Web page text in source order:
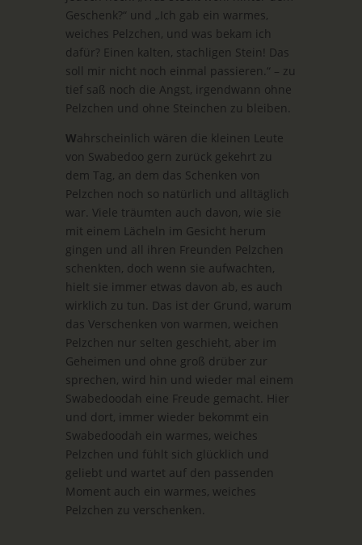
Geschenk?“ und „Ich gab ein warmes,
weiches Pelzchen, und was bekam ich
dafür? Einen kalten, stachligen Stein! Das
soll mir nicht noch einmal passieren.“ – zu
tief saß noch die Angst, irgendwann ohne
Pelzchen und ohne Steinchen zu bleiben.
Wahrscheinlich wären die kleinen Leute
von Swabedoo gern zurück gekehrt zu
dem Tag, an dem das Schenken von
Pelzchen noch so natürlich und alltäglich
war. Viele träumten auch davon, wie sie
mit einem Lächeln im Gesicht herum
gingen und all ihren Freunden Pelzchen
schenkten, doch wenn sie aufwachten,
hielt sie immer etwas davon ab, es auch
wirklich zu tun. Das ist der Grund, warum
das Verschenken von warmen, weichen
Pelzchen nur selten geschieht, aber im
Geheimen und ohne groß drüber zur
sprechen, wird hin und wieder mal einem
Swabedoodah eine Freude gemacht. Hier
und dort, immer wieder bekommt ein
Swabedoodah ein warmes, weiches
Pelzchen und fühlt sich glücklich und
geliebt und wartet auf den passenden
Moment auch ein warmes, weiches
Pelzchen zu verschenken.